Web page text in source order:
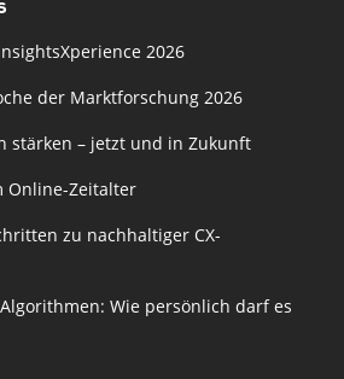
2026
der Marktforschung 2026
stärken – jetzt und in Zukunft
Online-Zeitalter
zu nachhaltiger CX-
Wie persönlich darf es